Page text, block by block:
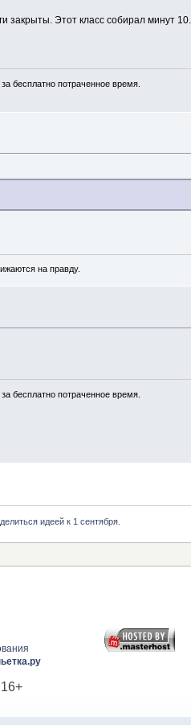
закрыты. Этот класс собирал минут 10.
бесплатно потраченное время.
на правду.
бесплатно потраченное время.
идеей к 1 сентября.
16+